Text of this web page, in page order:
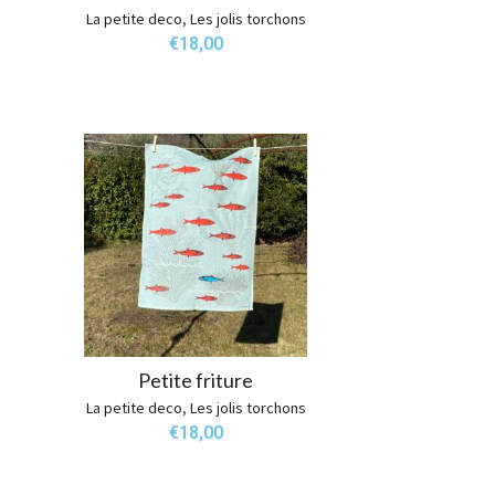
La petite deco, Les jolis torchons
€18,00
Petite friture
La petite deco, Les jolis torchons
€18,00